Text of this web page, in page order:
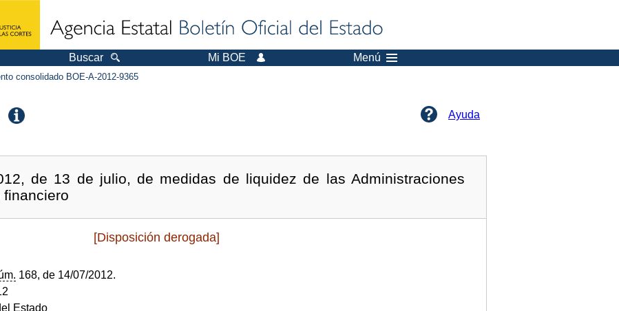
Buscar Mi BOE Menú
consolidado BOE-A-2012-9365
Ayuda
de 13 de julio, de medidas de liquidez de las Administraciones
[Disposición derogada]
168, de 14/07/2012.
Estado